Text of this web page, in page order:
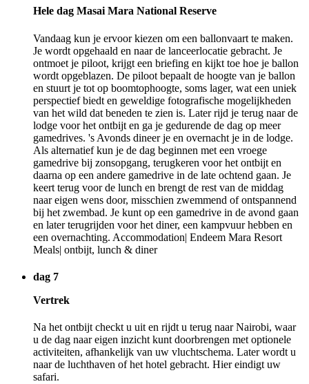
Hele dag Masai Mara National Reserve
Vandaag kun je ervoor kiezen om een ballonvaart te maken.
Je wordt opgehaald en naar de lanceerlocatie gebracht. Je
ontmoet je piloot, krijgt een briefing en kijkt toe hoe je ballon
wordt opgeblazen. De piloot bepaalt de hoogte van je ballon
en stuurt je tot op boomtophoogte, soms lager, wat een uniek
perspectief biedt en geweldige fotografische mogelijkheden
van het wild dat beneden te zien is. Later rijd je terug naar de
lodge voor het ontbijt en ga je gedurende de dag op meer
gamedrives. 's Avonds dineer je en overnacht je in de lodge.
Als alternatief kun je de dag beginnen met een vroege
gamedrive bij zonsopgang, terugkeren voor het ontbijt en
daarna op een andere gamedrive in de late ochtend gaan. Je
keert terug voor de lunch en brengt de rest van de middag
naar eigen wens door, misschien zwemmend of ontspannend
bij het zwembad. Je kunt op een gamedrive in de avond gaan
en later terugrijden voor het diner, een kampvuur hebben en
een overnachting. Accommodation| Endeem Mara Resort
Meals| ontbijt, lunch & diner
dag 7
Vertrek
Na het ontbijt checkt u uit en rijdt u terug naar Nairobi, waar
u de dag naar eigen inzicht kunt doorbrengen met optionele
activiteiten, afhankelijk van uw vluchtschema. Later wordt u
naar de luchthaven of het hotel gebracht. Hier eindigt uw
safari.